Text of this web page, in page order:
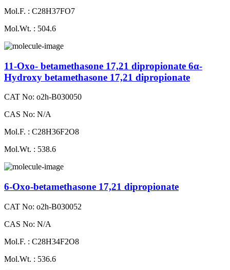
Mol.F. : C28H37FO7
Mol.Wt. : 504.6
11-Oxo- betamethasone 17,21 dipropionate 6α-
Hydroxy betamethasone 17,21 dipropionate
CAT No: o2h-B030050
CAS No: N/A
Mol.F. : C28H36F2O8
Mol.Wt. : 538.6
6-Oxo-betamethasone 17,21 dipropionate
CAT No: o2h-B030052
CAS No: N/A
Mol.F. : C28H34F2O8
Mol.Wt. : 536.6